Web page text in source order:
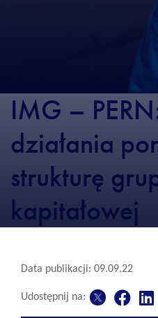
IMG –
działania
strukturę
kapitałowej
Data publikacji: 09.09.22
Udostępnij na: